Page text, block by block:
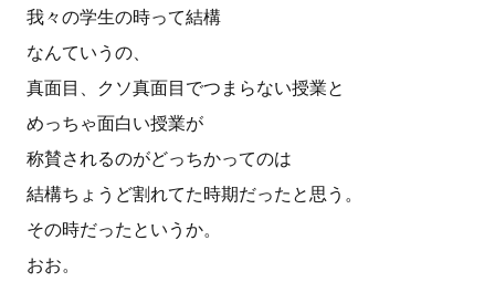
我々の学生の時って結構
なんていうの、
真面目、クソ真面目でつまらない授業と
めっちゃ面白い授業が
称賛されるのがどっちかってのは
結構ちょうど割れてた時期だったと思う。
その時だったというか。
おお。